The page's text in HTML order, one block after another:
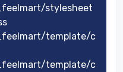
stylesheet
template/c
template/c